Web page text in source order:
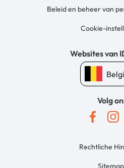
Beleid en beheer van
Cookie-
Websites van
Volg
Rechtliche
Sitemap